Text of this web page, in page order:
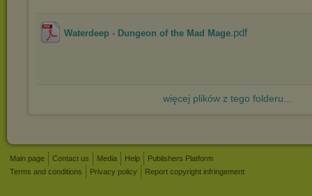
Waterdeep - Dungeon of the Mad Mage.pdf
więcej plików z tego folderu...
Main page Contact us Media Help
Publishers Platform
Terms and conditions
Privacy policy Report copyright infringement